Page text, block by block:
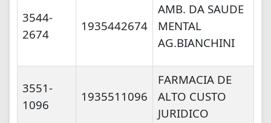
3544-
2674
1935442674
AMB. DA SAUDE
MENTAL
AG.BIANCHINI
3551-
1096
1935511096
FARMACIA DE
ALTO CUSTO
JURIDICO